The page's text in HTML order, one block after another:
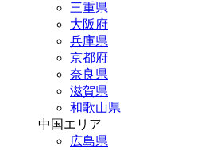
三重県
大阪府
兵庫県
京都府
奈良県
滋賀県
和歌山県
中国エリア
広島県